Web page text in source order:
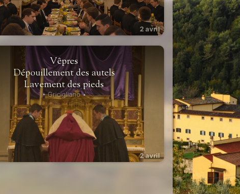
2 avril
Vêpres
Dépouillement des autels
Lavement des pieds
• Gricigliano •
2 avril